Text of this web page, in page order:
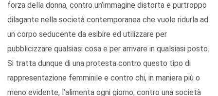
forza della donna, contro un’immagine distorta e purtroppo
dilagante nella società contemporanea che vuole ridurla ad
un corpo seducente da esibire ed utilizzare per
pubblicizzare qualsiasi cosa e per arrivare in qualsiasi posto.
Si tratta dunque di una protesta contro questo tipo di
rappresentazione femminile e contro chi, in maniera più o
meno evidente, l’alimenta ogni giorno; contro una società